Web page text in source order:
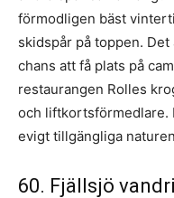
förmodligen bäst
skidspår på toppen.
chans att få plats på
restaurangen Rolles
och liftkortsförmedlare.
evigt tillgängliga
60. Fjällsjö